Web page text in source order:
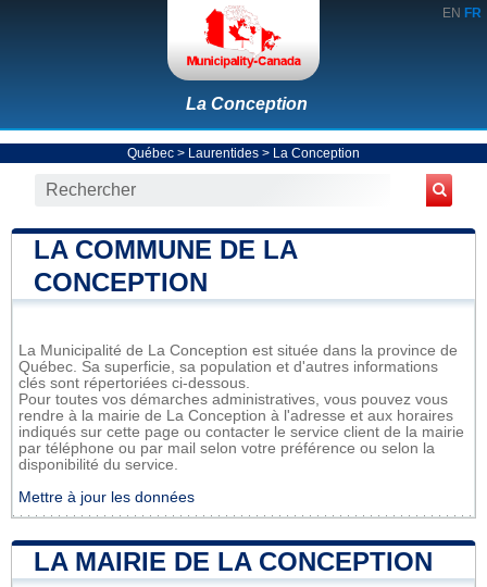
EN FR
La Conception
Québec > Laurentides > La Conception
LA COMMUNE DE LA
CONCEPTION
La Municipalité de La Conception est située dans la province de
Québec. Sa superficie, sa population et d'autres informations
clés sont répertoriées ci-dessous.
Pour toutes vos démarches administratives, vous pouvez vous
rendre à la mairie de La Conception à l'adresse et aux horaires
indiqués sur cette page ou contacter le service client de la mairie
par téléphone ou par mail selon votre préférence ou selon la
disponibilité du service.
Mettre à jour les données
LA MAIRIE DE LA CONCEPTION